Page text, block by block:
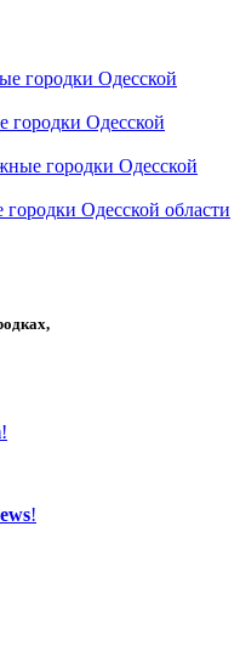
городки Одесской
городки Одесской
городки Одесской
Одесской области
!
!